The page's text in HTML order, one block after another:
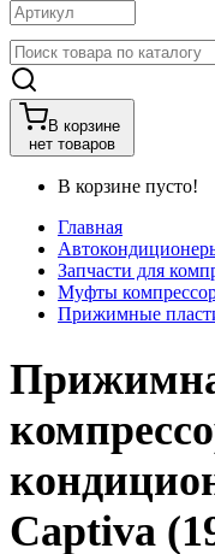
В корзине
нет товаров
В корзине пусто!
Главная
Запчасти для
Муфты
Прижимные
Captiva